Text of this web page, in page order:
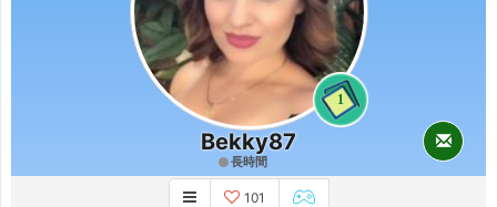
1
Bekky87
長時間
101